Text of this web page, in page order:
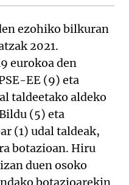
ezohiko bilkuran
2021.
eurokoa den
EE (9) eta
taldeetako aldeko
(5) eta
(1) udal taldeak,
botazioan. Hiru
duen osoko